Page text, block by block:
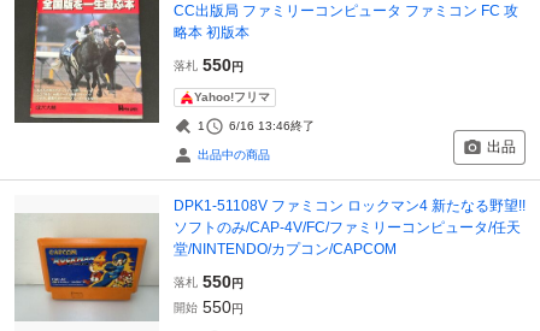
CC出版局 ファミリーコンピュータ ファミコン FC 攻
略本 初版本
落札 550円
Yahoo!フリマ
1 6/16 13:46終了
出品中の商品 出品
DPK1-51108V ファミコン ロックマン4 新たなる野望!!
ソフトのみ/CAP-4V/FC/ファミリーコンピュータ/任天
堂/NINTENDO/カプコン/CAPCOM
落札 550円
開始 550円